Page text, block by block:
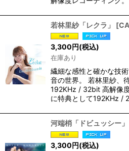
若林里紗「レクラ」 [
3,300円(税込)
在庫あり
繊細な感性と確かな技
音の世界。 若林里紗、
192KHz / 32bit 高解像
に特典として192KHz /
河端梢「ドビュッシー」
3,300円(税込)